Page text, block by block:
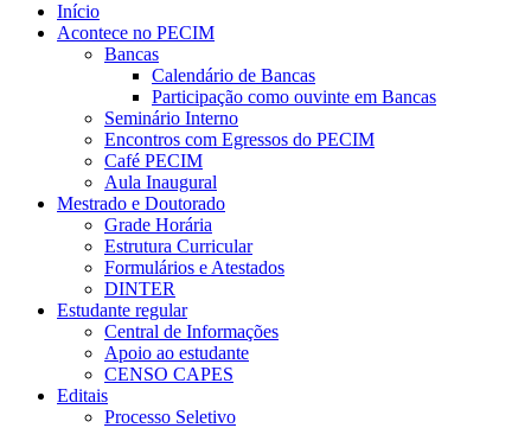
Início
Acontece no PECIM
Bancas
Calendário de Bancas
Participação como ouvinte em Bancas
Seminário Interno
Encontros com Egressos do PECIM
Café PECIM
Aula Inaugural
Mestrado e Doutorado
Grade Horária
Estrutura Curricular
Formulários e Atestados
DINTER
Estudante regular
Central de Informações
Apoio ao estudante
CENSO CAPES
Editais
Processo Seletivo